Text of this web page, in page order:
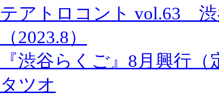
テアトロコント vol.63
（2023.8）
『渋谷らくご』8月興行
タツオ